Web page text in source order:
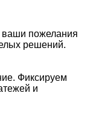
ваши пожелания
решений.
Фиксируем
и